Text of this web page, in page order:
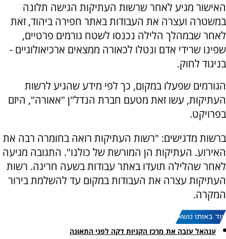
האישור מגיע לאחר שרשות העתיקות הגישה תלונה
במשטרה ועצרה את העבודות באתר חפירה ביהוד, זאת
לאחר שבמהלך הלילה נכנסו לשטח גורמים פרטיים,
שפינו שרידי אדם ונטלו לכאורה ממצאים ארכיאולוגיים -
בניגוד לחוק.
הגורמים שפעלו במקום, כך לפי מידע שהגיע לרשות
העתיקות, עשו זאת מטעם חברת הנדל"ן "אאורה", היזם
בפרויקט.
ברשות מדגישים: "רשות העתיקות רואה בחומרה רבה את
האירוע. העתיקות הן המורשת של כולנו". התגובה מגיעה
לאחר שהלילה תועדו באתר עבודות בשעה חריגה. רשות
העתיקות עצרה את העבודות במקום עד להשלמת בירור
המקרה.
עוד באותו נושא:
ענהאל עזבה את מרכז הקניות דקה לפני התאונה